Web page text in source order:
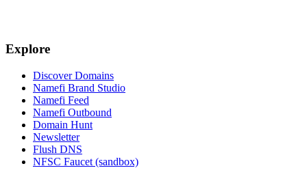
Explore
Discover Domains
Namefi Brand Studio
Namefi Feed
Namefi Outbound
Domain Hunt
Newsletter
Flush DNS
NFSC Faucet (sandbox)